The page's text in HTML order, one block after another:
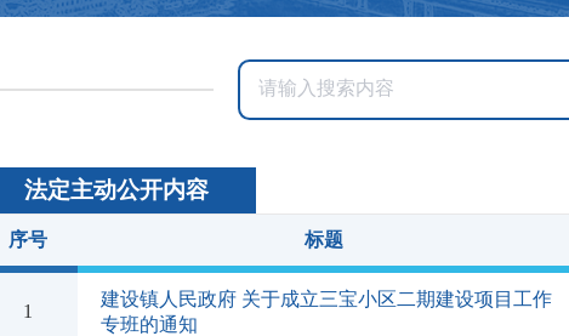
法定主动公开内容
序号 标题
1
建设镇人民政府 关于成立三宝小区二期建设项目工作
专班的通知